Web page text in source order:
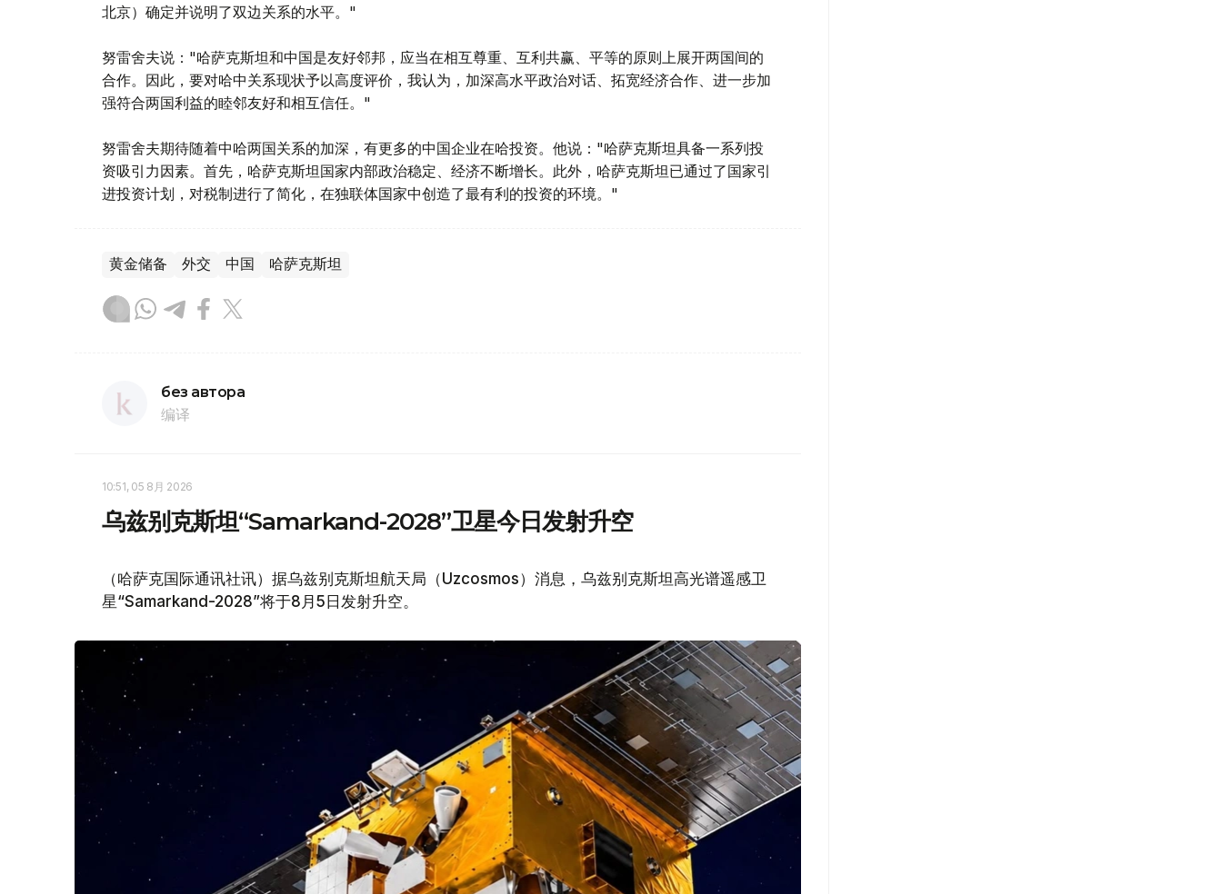
北京）确定并说明了双边关系的水平。"
努雷舍夫说："哈萨克斯坦和中国是友好邻邦，应当在相互尊重、互利共赢、平等的原则上展开两国间的
合作。因此，要对哈中关系现状予以高度评价，我认为，加深高水平政治对话、拓宽经济合作、进一步加
强符合两国利益的睦邻友好和相互信任。"
努雷舍夫期待随着中哈两国关系的加深，有更多的中国企业在哈投资。他说："哈萨克斯坦具备一系列投
资吸引力因素。首先，哈萨克斯坦国家内部政治稳定、经济不断增长。此外，哈萨克斯坦已通过了国家引
进投资计划，对税制进行了简化，在独联体国家中创造了最有利的投资的环境。"
黄金储备 外交 中国 哈萨克斯坦
без автора
编译
10:51, 05 8月 2026
乌兹别克斯坦“Samarkand-2028”卫星今日发射升空
（哈萨克国际通讯社讯）据乌兹别克斯坦航天局（Uzcosmos）消息，乌兹别克斯坦高光谱遥感卫
星“Samarkand-2028”将于8月5日发射升空。